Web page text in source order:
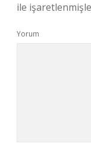
ile
Yorum